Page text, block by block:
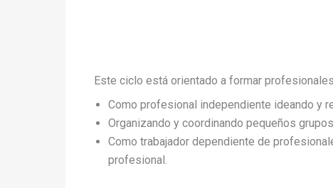
Este ciclo está orientado a formar
Como profesional independiente ideando y
Organizando y coordinando pequeños
Como trabajador dependiente de
profesional.